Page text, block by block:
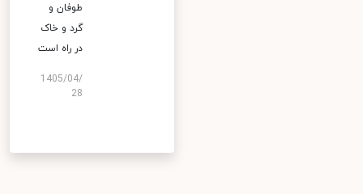
طوفان و
گرد و خاک
در راه است
1405/04/
28